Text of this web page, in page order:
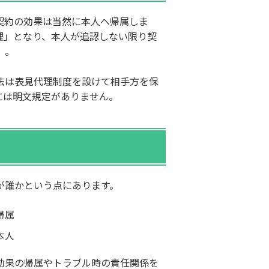
の効果は当然に本人へ帰属しま
となり、本人が追認しない限り契
表見代理制度を設けて相手方を保
明文規定がありません。
かという点にあります。
属
人
の帰属やトラブル時の責任関係を